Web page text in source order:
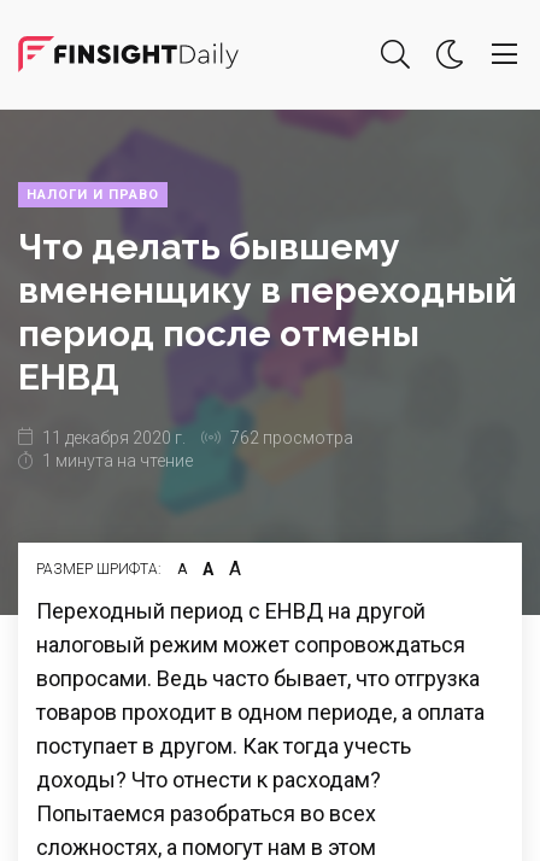
НАЛОГИ И ПРАВО
Что делать бывшему
вмененщику в переходный
период после отмены
ЕНВД
11 декабря 2020 г.
762 просмотра
1 минута на чтение
РАЗМЕР ШРИФТА: А А А
Переходный период с ЕНВД на другой
налоговый режим может сопровождаться
вопросами. Ведь часто бывает, что отгрузка
товаров проходит в одном периоде, а оплата
поступает в другом. Как тогда учесть
доходы? Что отнести к расходам?
Попытаемся разобраться во всех
сложностях, а помогут нам в этом